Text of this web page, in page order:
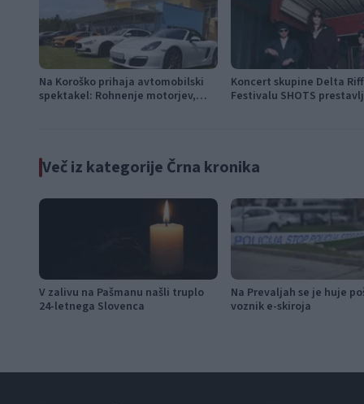
Na Koroško prihaja avtomobilski
spektakel: Rohnenje motorjev,
Koncert skupine Delta
Festivalu SHOTS
Več iz kategorije Črna kronika
V zalivu na Pašmanu našli truplo
24-letnega Slovenca
Na Prevaljah se je huje
voznik e-skiroja